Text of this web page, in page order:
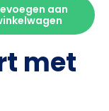
aan
met